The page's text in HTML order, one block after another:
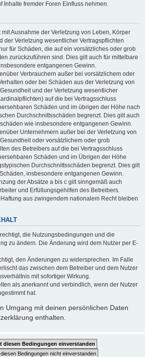
Inhalte fremder Foren Einfluss nehmen.
mit Ausnahme der Verletzung von Leben, Körper
der Verletzung wesentlicher Vertragspflichten
für Schäden, die auf ein vorsätzliches oder grob
zurückzuführen sind. Dies gilt auch für mittelbare
entgangenen Gewinn.
Verbrauchern außer bei vorsätzlichem oder
oder bei Schäden aus der Verletzung von
und der Verletzung wesentlicher
auf die bei Vertragsschluss
Schäden und im übrigen der Höhe nach
Durchschnittsschäden begrenzt. Dies gilt auch
wie insbesondere entgangenen Gewinn.
Unternehmern außer bei der Verletzung von
oder vorsätzlichem oder grob
des Betreibers auf die bei Vertragsschluss
Schäden und im Übrigen der Höhe
Durchschnittsschäden begrenzt. Dies gilt
insbesondere entgangenen Gewinn.
der Absätze a bis c gilt sinngemäß auch
und Erfüllungsgehilfen des Betreibers.
aus zwingendem nationalem Recht bleiben
die Nutzungsbedingungen und die
zu ändern. Die Änderung wird dem Nutzer per E-
den Änderungen zu widersprechen. Im Falle
das zwischen dem Betreiber und dem Nutzer
mit sofortiger Wirkung.
als anerkannt und verbindlich, wenn der Nutzer
hat.
Umgang mit deinen persönlichen Daten
enthalten.